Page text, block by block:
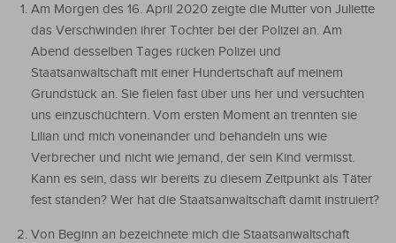
Am Morgen des 16. April 2020 zeigte die Mutter von Juliette
das Verschwinden ihrer Tochter bei der Polizei an. Am
Abend desselben Tages rücken Polizei und
Staatsanwaltschaft mit einer Hundertschaft auf meinem
Grundstück an. Sie fielen fast über uns her und versuchten
uns einzuschüchtern. Vom ersten Moment an trennten sie
Lilian und mich voneinander und behandeln uns wie
Verbrecher und nicht wie jemand, der sein Kind vermisst.
Kann es sein, dass wir bereits zu diesem Zeitpunkt als Täter
fest standen? Wer hat die Staatsanwaltschaft damit instruiert?
Von Beginn an bezeichnete mich die Staatsanwaltschaft